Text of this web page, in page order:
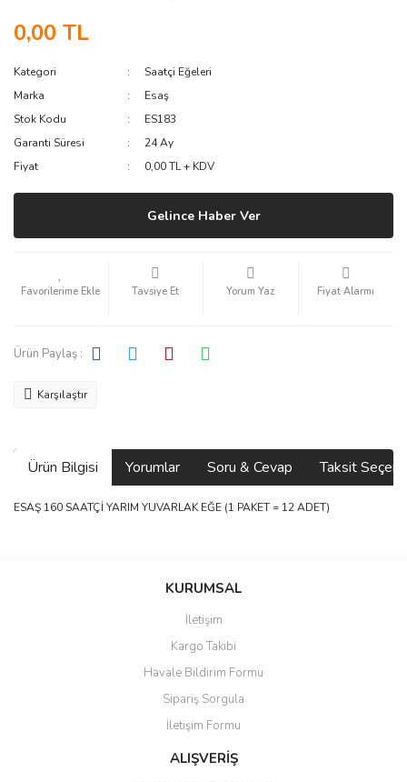
0,00 TL
Kategori
Saatçi Eğeleri
Marka
Esaş
Stok Kodu
ES183
Garanti Süresi
24 Ay
Fiyat
0,00 TL + KDV
Gelince Haber Ver
Tavsiye Et Yorum Yaz Fiyat Alarmı
Ürün Paylaş :
Karşılaştır
Ürün Bilgisi Yorumlar Soru & Cevap Taksit
ESAŞ 160 SAATÇİ YARIM YUVARLAK EĞE (1 PAKET = 12 ADET)
Bu ürüne ilk yorumu siz yapın!
Ürün hakkında henüz soru sorulmamış.
Ürün resmi kalitesiz, bozuk veya görüntülenemiyor.
Ürün açıklamasında eksik bilgiler bulunuyor.
Ürün bilgilerinde hatalar bulunuyor.
Ürün fiyatı diğer sitelerden daha pahalı.
Bu ürüne benzer farklı alternatifler olmalı.
KURUMSAL
İletişim
Kargo Takibi
Havale Bildirim Formu
Sipariş Sorgula
İletişim Formu
ALIŞVERİŞ